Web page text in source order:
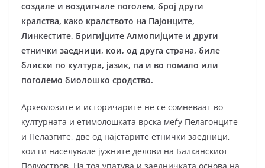
создале и воздигнале поголем, број други
кралства, како кралството на Пајонците,
Линкестите, Бригијците Алмопијците и други
етнички заедници, кои, од друга страна, биле
блиски по култура, јазик, па и во помало или
поголемо биолошко сродство.
Археолозите и историчарите не се сомневаат во
културната и етимолошката врска меѓу Пелагонците
и Пелазгите, две од најстарите етнички заедници,
кои ги населувале јужните делови на Балканскиот